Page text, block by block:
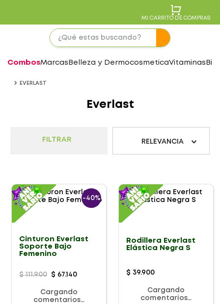
MI CARRITO DE COMPRAS
CombosMarcas Belleza y DermocosmeticaVitaminas
EVERLAST
Everlast
FILTRAR RELEVANCIA
-40%
Cinturon Everlast
Soporte Bajo
Femenino
$ 111.900 $ 67.140
Cargando
comentarios…
Rodillera Everlast
Elástica Negra S
$ 39.900
Cargando
comentarios…